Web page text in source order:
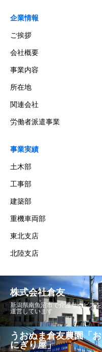
企業情報
ご挨拶
会社概要
事業内容
所在地
関連会社
労働者派遣事業
事業実績
土木部
工事部
建築部
重機車両部
東北支店
北陸支店
株式会社倉友
新潟県南魚沼市で介護サービスを
運営しています
うおぬま倉友農園「お
にぎり屋」